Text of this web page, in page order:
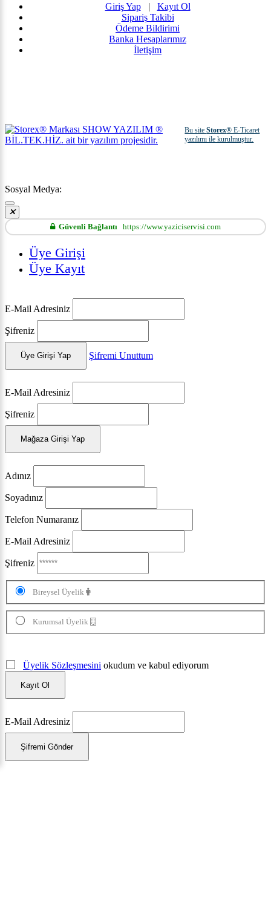
Giriş Yap| Kayıt Ol
Sipariş Takibi
Ödeme Bildirimi
Banka Hesaplarımız
İletişim
Bu siteStorex® E-Ticaret
yazılımı ile kurulmuştur.
Sosyal Medya:
Güvenli Bağlantı https://www.yaziciservisi.com
Üye Girişi
Üye Kayıt
E-Mail Adresiniz
Şifreniz
Üye Girişi Yap Şifremi Unuttum
E-Mail Adresiniz
Şifreniz
Mağaza Girişi Yap
Adınız
Soyadınız
Telefon Numaranız
E-Mail Adresiniz
Şifreniz
Bireysel Üyelik
Kurumsal Üyelik
Üyelik Sözleşmesini okudum ve kabul ediyorum
Kayıt Ol
E-Mail Adresiniz
Şifremi Gönder